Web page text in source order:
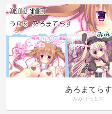
あろまてらす
みみけっと32